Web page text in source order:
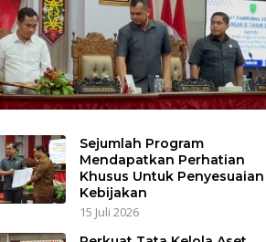
Sejumlah Program
Mendapatkan Perhatian
Khusus Untuk Penyesuaian
Kebijakan
15 Juli 2026